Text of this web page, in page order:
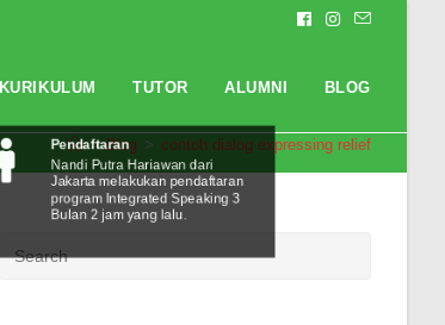
KURIKULUM TUTOR ALUMNI BLOG
> Blog > contoh dialog expressing relief
Pendaftaran
Nandi Putra Hariawan dari
Jakarta melakukan pendaftaran
program Integrated Speaking 3
Bulan 2 jam yang lalu.